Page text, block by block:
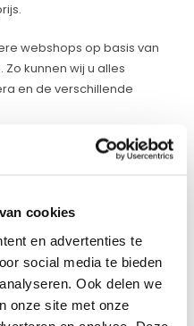
cookies
en advertenties te
social media te bieden
Ook delen we
onze site met onze
webshops op basis van
kunnen wij u alles
en de verschillende
u meer informatie over
over de geschikte
doet u natuurlijk bij de